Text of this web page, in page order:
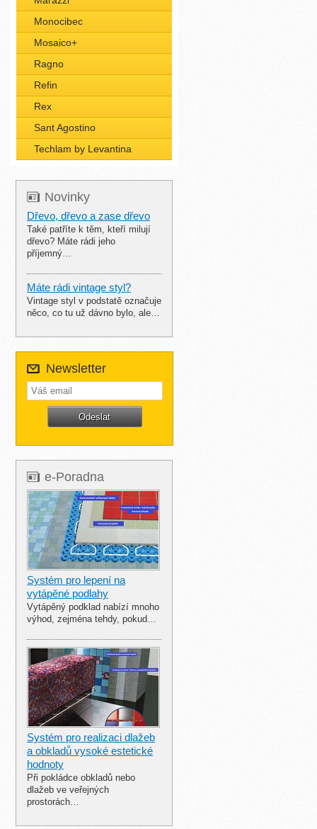
Monocibec
Mosaico+
Ragno
Refin
Rex
Sant Agostino
Techlam by Levantina
Novinky
Dřevo, dřevo a zase dřevo
Také patříte k těm, kteří milují
dřevo? Máte rádi jeho
příjemný…
Máte rádi vintage styl?
Vintage styl v podstatě označuje
něco, co tu už dávno bylo, ale…
Newsletter
e-Poradna
Systém pro lepení na
vytápěné podlahy
Vytápěný podklad nabízí mnoho
výhod, zejména tehdy, pokud…
Systém pro realizaci dlažeb
a obkladů vysoké estetické
hodnoty
Při pokládce obkladů nebo
dlažeb ve veřejných
prostorách…